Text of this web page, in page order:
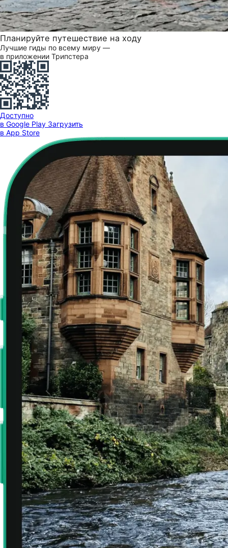
Планируйте путешествие на ходу
Лучшие гиды по всему миру —
в приложении Трипстера
Доступно
в Google Play Загрузить
в App Store